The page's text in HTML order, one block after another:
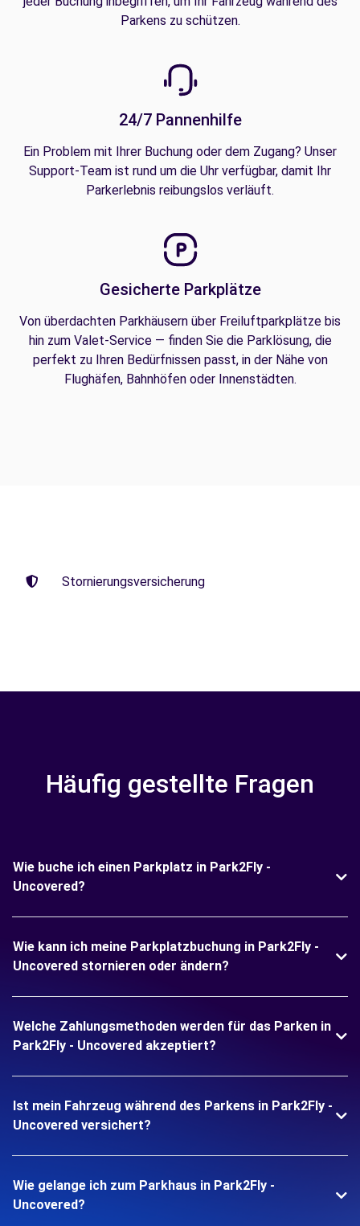
Parkens zu schützen.
24/7 Pannenhilfe
Ein Problem mit Ihrer Buchung oder dem Zugang? Unser
Support-Team ist rund um die Uhr verfügbar, damit Ihr
Parkerlebnis reibungslos verläuft.
Gesicherte Parkplätze
Von überdachten Parkhäusern über Freiluftparkplätze bis
hin zum Valet-Service — finden Sie die Parklösung, die
perfekt zu Ihren Bedürfnissen passt, in der Nähe von
Flughäfen, Bahnhöfen oder Innenstädten.
Stornierungsversicherung
Häufig gestellte Fragen
Wie buche ich einen Parkplatz in Park2Fly -
Uncovered?
Wie kann ich meine Parkplatzbuchung in Park2Fly -
Uncovered stornieren oder ändern?
Welche Zahlungsmethoden werden für das Parken in
Park2Fly - Uncovered akzeptiert?
Ist mein Fahrzeug während des Parkens in Park2Fly -
Uncovered versichert?
Wie gelange ich zum Parkhaus in Park2Fly -
Uncovered?